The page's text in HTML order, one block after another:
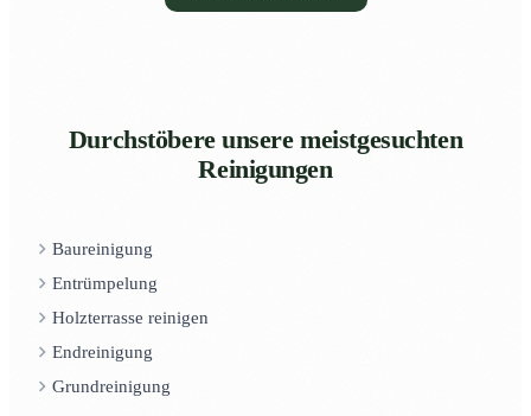
Durchstöbere unsere meistgesuchten
Reinigungen
Baureinigung
Entrümpelung
Holzterrasse reinigen
Endreinigung
Grundreinigung